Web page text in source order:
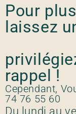
Pour
laissez
rappel !
Cependant,
74 76 55 60
Du lundi au